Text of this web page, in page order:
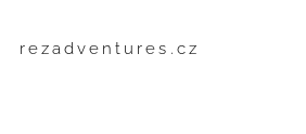
rezadventures.cz